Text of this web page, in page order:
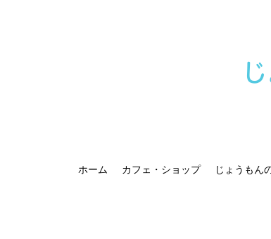
ホーム カフェ・ショップ じょうもん